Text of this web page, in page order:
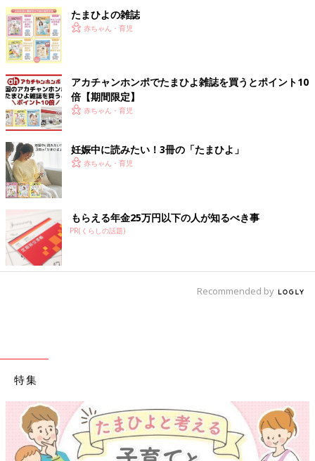
たまひよの雑誌
赤ちゃん・育児
アカチャンホンポでたまひよ雑誌を買うとポイント10
倍【期間限定】
赤ちゃん・育児
妊娠中に読みたい！3冊の「たまひよ」
赤ちゃん・育児
もらえる年金25万円以下の人が知るべき事
PR(くらしの話題)
Recommended by
特集